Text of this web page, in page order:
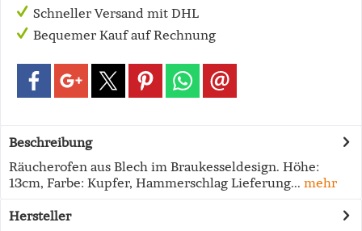
Schneller Versand mit DHL
Bequemer Kauf auf Rechnung
Beschreibung
Räucherofen aus Blech im Braukesseldesign. Höhe:
13cm, Farbe: Kupfer, Hammerschlag Lieferung... mehr
Hersteller